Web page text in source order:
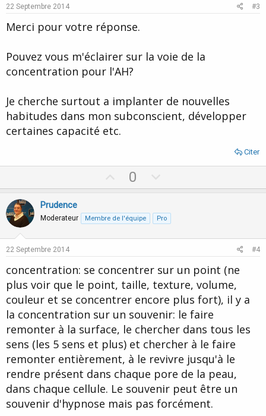
22 Septembre 2014 #3
Merci pour votre réponse.
Pouvez vous m'éclairer sur la voie de la
concentration pour l'AH?
Je cherche surtout a implanter de nouvelles
habitudes dans mon subconscient, développer
certaines capacité etc.
Citer
p
o
0
o
n
e
Prudence
Moderateur Membre de l'équipe Pro
22 Septembre 2014 #4
concentration: se concentrer sur un point (ne
plus voir que le point, taille, texture, volume,
couleur et se concentrer encore plus fort), il y a
la concentration sur un souvenir: le faire
remonter à la surface, le chercher dans tous les
sens (les 5 sens et plus) et chercher à le faire
remonter entièrement, à le revivre jusqu'à le
rendre présent dans chaque pore de la peau,
dans chaque cellule. Le souvenir peut être un
souvenir d'hypnose mais pas forcément.